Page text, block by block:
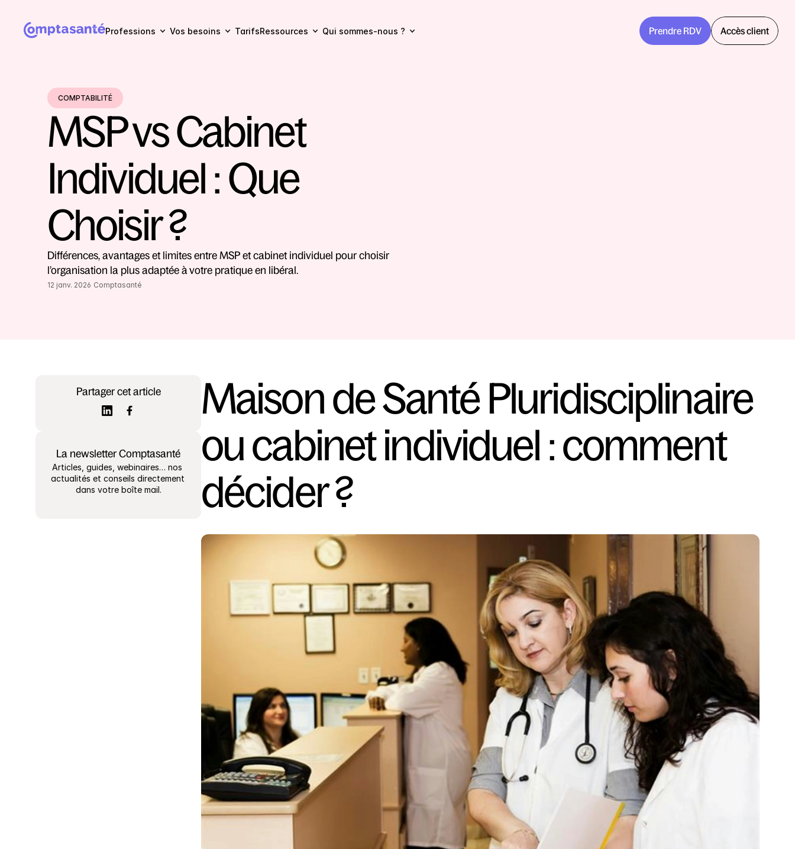
Professions Vos besoins TarifsRessources Qui sommes-nous ? Prendre RDV Accès client
COMPTABILITÉ
MSP vs Cabinet
Individuel : Que
Choisir ?
Différences, avantages et limites entre MSP et cabinet individuel pour choisir
l’organisation la plus adaptée à votre pratique en libéral.
12 janv. 2026 Comptasanté
Partager cet article
La newsletter Comptasanté
Articles, guides, webinaires… nos
actualités et conseils directement
dans votre boîte mail.
Maison de Santé Pluridisciplinaire
ou cabinet individuel : comment
décider ?